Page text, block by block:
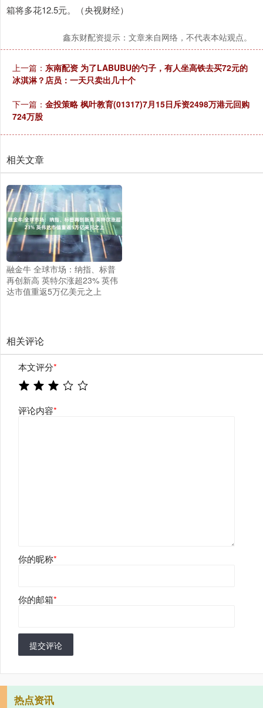
箱将多花12.5元。（央视财经）
鑫东财配资提示：文章来自网络，不代表本站观点。
上一篇： 东南配资 为了LABUBU的勺子，有人坐高铁去买72元的
冰淇淋？店员：一天只卖出几十个
下一篇： 金投策略 枫叶教育(01317)7月15日斥资2498万港元回购
724万股
相关文章
融金牛 全球市场：纳指、标普
再创新高 英特尔涨超23% 英伟
达市值重返5万亿美元之上
相关评论
本文评分*
评论内容*
你的昵称*
你的邮箱*
提交评论
热点资讯